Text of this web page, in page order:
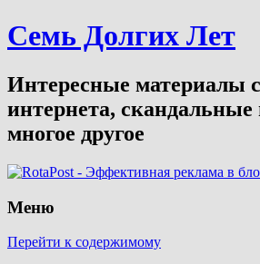
Семь Долгих Лет
Интересные материалы
интернета, скандальные
многое другое
Меню
Перейти к содержимому